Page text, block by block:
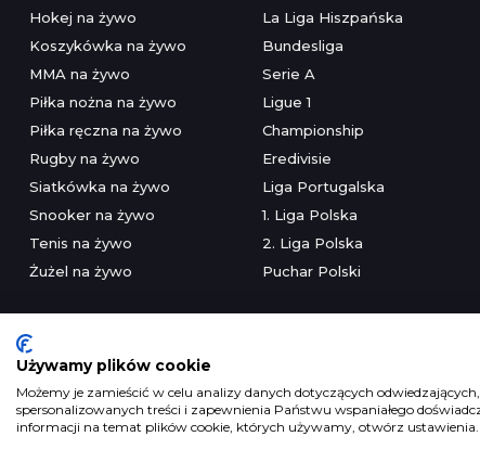
Hokej na żywo
Koszykówka na żywo
MMA na żywo
Piłka nożna na żywo
Piłka ręczna na żywo
Rugby na żywo
Siatkówka na żywo
Snooker na żywo
Tenis na żywo
Żużel na żywo
La Liga Hiszpańska
Bundesliga
Serie A
Ligue 1
Championship
Eredivisie
Liga Portugalska
1. Liga Polska
2. Liga Polska
Puchar Polski
Serwis
Używamy plików cookie
Możemy je zamieścić w celu analizy danych dotyczących
spersonalizowanych treści i zapewnienia Państwu wspaniałego
informacji na temat plików cookie, których używamy, otwórz ustawienia.